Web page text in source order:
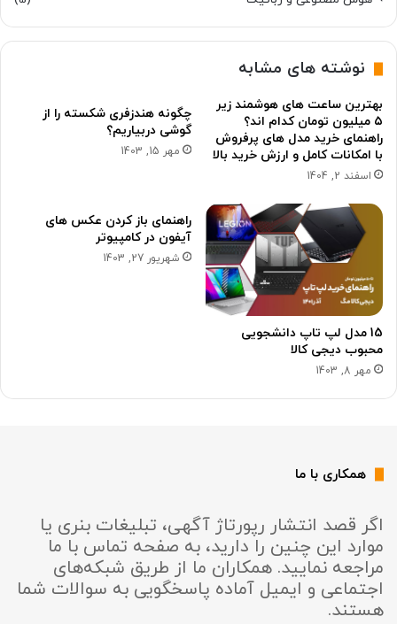
نوشته های مشابه
بهترین ساعت های هوشمند زیر
۵ میلیون تومان کدام اند؟
راهنمای خرید مدل های پرفروش
با امکانات کامل و ارزش خرید بالا
اسفند 2, 1404
چگونه هندزفری شکسته را از
گوشی دربیاریم؟
مهر 15, 1403
15 مدل لپ تاپ دانشجویی
محبوب دیجی کالا
مهر 8, 1403
راهنمای باز کردن عکس های
آیفون در کامپیوتر
شهریور 27, 1403
همکاری با ما
اگر قصد انتشار رپورتاژ آگهی، تبلیغات بنری یا
موارد این چنین را دارید، به صفحه تماس با ما
مراجعه نمایید. همکاران ما از طریق شبکه‌های
اجتماعی و ایمیل آماده پاسخگویی به سوالات شما
هستند.